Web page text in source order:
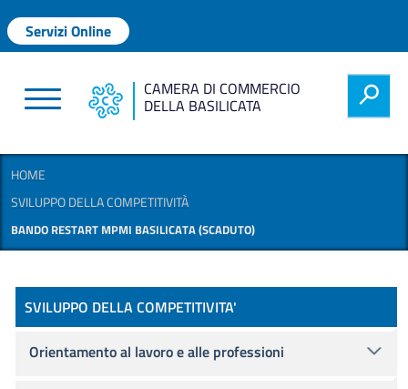
Menu profilo utente
Servizi Online
CAMERA DI COMMERCIO
DELLA BASILICATA h
HOME
SVILUPPO DELLA COMPETITIVITÀ
BANDO RESTART MPMI BASILICATA (SCADUTO)
Promozione
SVILUPPO DELLA COMPETITIVITA'
Orientamento al lavoro e alle professioni